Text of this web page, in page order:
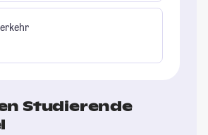
Studierende